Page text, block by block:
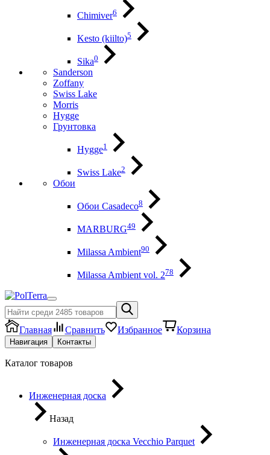
Chimiver6
Kesto (kiilto)5
Sika0
Sanderson
Zoffany
Swiss Lake
Morris
Hygge
Грунтовка
Hygge1
Swiss Lake2
Обои
Обои Casadeco8
MARBURG49
Milassa Ambient90
Milassa Ambient vol. 278
Главная Сравнить Избранное Корзина
Навигация Контакты
Каталог товаров
Инженерная доска
Назад
Инженерная доска Vecchio Parquet